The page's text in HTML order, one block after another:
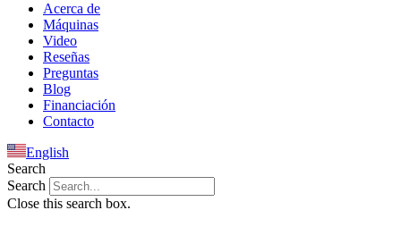
Acerca de
Máquinas
Video
Reseñas
Preguntas
Blog
Financiación
Contacto
English
Search
Search
Close this search box.